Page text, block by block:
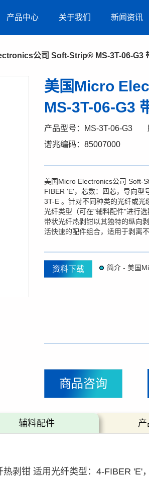
产品中心 关于我们 新闻资讯
公司 Soft-Strip® MS-3T-06-G3
美国Micro
MS-3T-06-G3
产品型号：MS-3T-06-G3
谱兆编码：85007000
美国Micro Electronics公司 Soft-
FIBER 'E'，芯数：四芯，导向型
3T-E 。针对不同种类的光纤或
光纤类型（可在"辅料配件"进行
带状光纤热剥钳以其独特的纵向
活快速的配件组合，适用于剥离
资料下载
商品咨询
辅料配件
剥钳 适用光纤类型：4-FIBER 'E'